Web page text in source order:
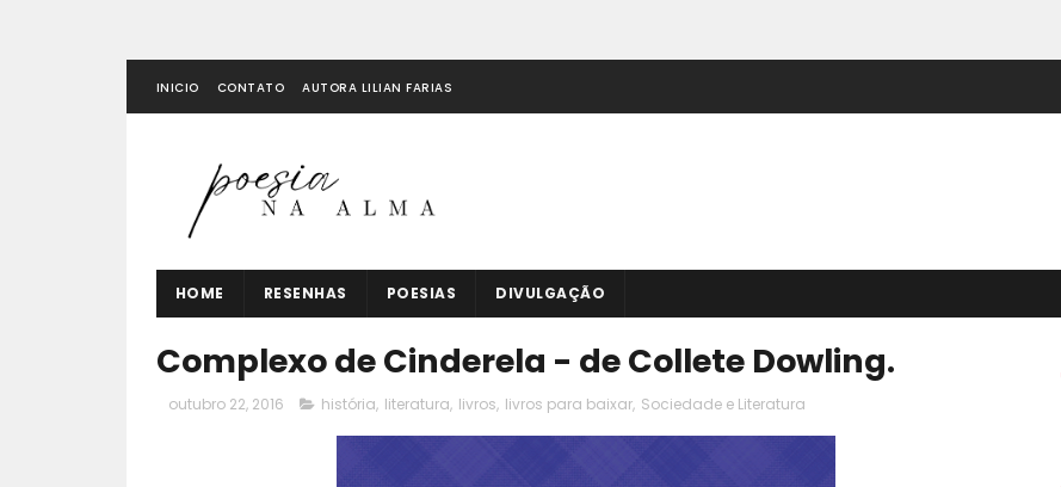
INICIO CONTATO AUTORA LILIAN FARIAS
HOME RESENHAS POESIAS DIVULGAÇÃO
Complexo de Cinderela - de Collete Dowling.
outubro 22, 2016 história, literatura, livros, livros para baixar, Sociedade e Literatura